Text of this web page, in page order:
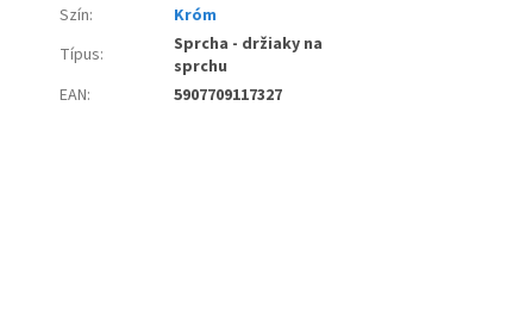
Szín:
Króm
Típus:
Sprcha - držiaky na
sprchu
EAN: 5907709117327